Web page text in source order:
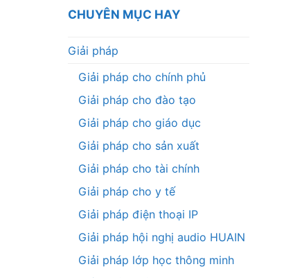
CHUYÊN MỤC HAY
Giải pháp
Giải pháp cho chính phủ
Giải pháp cho đào tạo
Giải pháp cho giáo dục
Giải pháp cho sản xuất
Giải pháp cho tài chính
Giải pháp cho y tế
Giải pháp điện thoại IP
Giải pháp hội nghị audio HUAIN
Giải pháp lớp học thông minh